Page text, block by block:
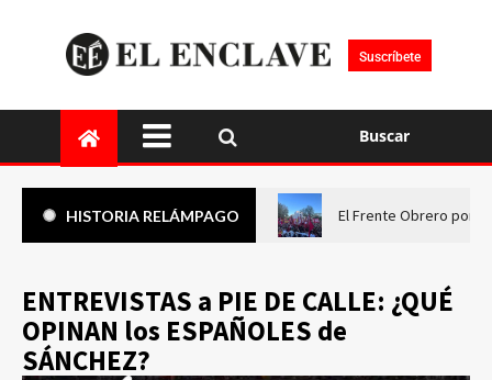
Suscríbete
Buscar
HISTORIA RELÁMPAGO El Frente Obrero pone
ENTREVISTAS a PIE DE CALLE: ¿QUÉ
OPINAN los ESPAÑOLES de
SÁNCHEZ?